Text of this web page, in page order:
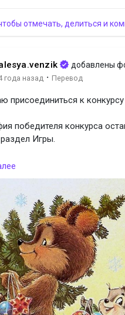
отмечать, делиться и
добавлены
года назад · Перевод
присоединиться к
победителя конкурса
Игры.
будет определён путём
лайков.
2022 года подведём итоги.